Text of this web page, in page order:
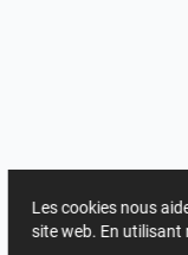
Les cookies nous
site web. En utilisant